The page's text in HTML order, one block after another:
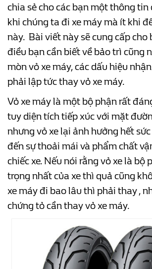
chia sẻ cho các bạn một thông tin
khi chúng ta đi xe máy mà ít khi
này. Bài viết này sẽ cung cấp cho
điều bạn cần biết về bảo trì cũng
mòn vỏ xe máy, các dấu hiệu
phải lập tức thay vỏ xe máy.
Vỏ xe máy là một bộ phận rất
tuy diện tích tiếp xúc với mặt
nhưng vỏ xe lại ảnh hưởng hết
đến sự thoải mái và phẩm chất
chiếc xe. Nếu nói rằng vỏ xe là bộ
trọng nhất của xe thì quả cũng
xe máy đi bao lâu thì phải thay ,
chứng tỏ cần thay vỏ xe máy.